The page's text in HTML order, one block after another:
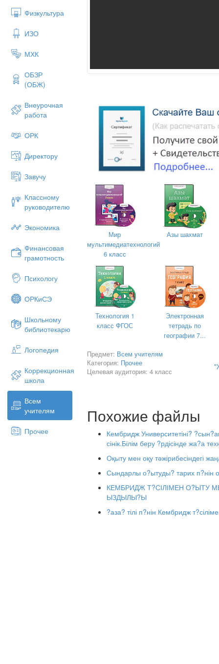
Физкультура
ИЗО
МХК
ОБЗР
(ОБЖ)
Внеурочная
работа
ОРК
Директору
Завучу
Классному
руководителю
Экономика
Финансовая
грамотность
Психологу
ОРКиСЭ
Школьному
библиотекарю
Логопедия
Коррекционная
школа
Всем
учителям
Прочее
Мир
мультимедиатехнологий
6 класс
Азы шахмат
Технология 1
класс ФГОС
Электронная
тетрадь по
географии 7...
Предмет: Всем учителям
Категория: Прочее
Целевая аудитория: 4 класс
Похожие файлы
Кембридж Университетіні?
сінік.Білім беру ?рдісінде жа?а
Оқыту мен оқу тәжірибесіндегі
Сындарлы о?ытуды? тарих
КЕМБРИДЖ Т?СІЛІМЕН О?ЫТУ
ЫЗДЫЛЫ?Ы
?аза? тілі п?нін Кембридж